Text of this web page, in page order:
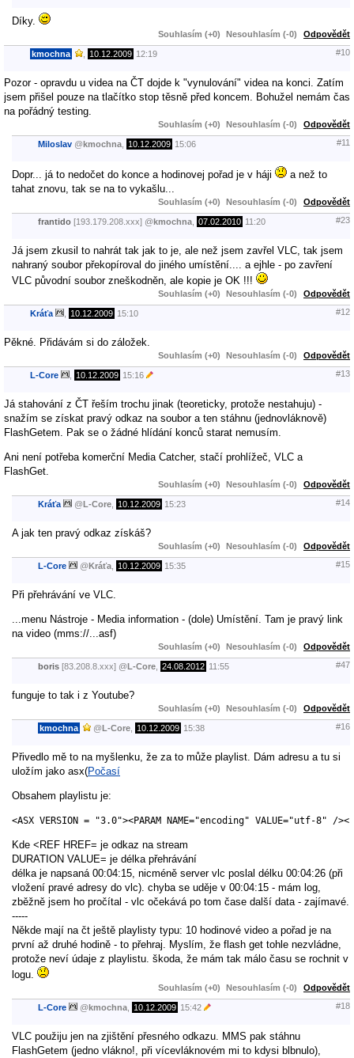
Díky.
Souhlasím (+0) Nesouhlasím (-0) Odpovědět
kmochna 10.12.2009 12:19 #10
Pozor - opravdu u videa na ČT dojde k "vynulování" videa na konci. Zatím
jsem přišel pouze na tlačítko stop těsně před koncem. Bohužel nemám čas
na pořádný testing.
Souhlasím (+0) Nesouhlasím (-0) Odpovědět
Miloslav @kmochna 10.12.2009 15:06 #11
Dopr... já to nedočet do konce a hodinovej pořad je v háji
a než to
tahat znovu, tak se na to vykašlu...
Souhlasím (+0) Nesouhlasím (-0) Odpovědět
frantido [193.179.208.xxx] @kmochna 07.02.2010 11:20 #23
Já jsem zkusil to nahrát tak jak to je, ale než jsem zavřel VLC, tak jsem
nahraný soubor překopíroval do jiného umístění.... a ejhle - po zavření
VLC původní soubor zneškodněn, ale kopie je OK !!!
Souhlasím (+0) Nesouhlasím (-0) Odpovědět
Kráťa 10.12.2009 15:10 #12
Pěkné. Přidávám si do záložek.
Souhlasím (+0) Nesouhlasím (-0) Odpovědět
L-Core 10.12.2009 15:16 #13
Já stahování z ČT řeším trochu jinak (teoreticky, protože nestahuju) -
snažím se získat pravý odkaz na soubor a ten stáhnu (jednovláknově)
FlashGetem. Pak se o žádné hlídání konců starat nemusím.
Ani není potřeba komerční Media Catcher, stačí prohlížeč, VLC a
FlashGet.
Souhlasím (+0) Nesouhlasím (-0) Odpovědět
Kráťa @L-Core 10.12.2009 15:23 #14
A jak ten pravý odkaz získáš?
Souhlasím (+0) Nesouhlasím (-0) Odpovědět
L-Core @Kráťa 10.12.2009 15:35 #15
Při přehrávání ve VLC.
...menu Nástroje - Media information - (dole) Umístění. Tam je pravý link
na video (mms://...asf)
Souhlasím (+0) Nesouhlasím (-0) Odpovědět
boris [83.208.8.xxx] @L-Core 24.08.2012 11:55 #47
funguje to tak i z Youtube?
Souhlasím (+0) Nesouhlasím (-0) Odpovědět
kmochna @L-Core 10.12.2009 15:38 #16
Přivedlo mě to na myšlenku, že za to může playlist. Dám adresu a tu si
uložím jako asx(Počasí
Obsahem playlistu je:
<ASX VERSION = "3.0"><PARAM NAME="encoding" VALUE="utf-8" /
Kde <REF HREF= je odkaz na stream
DURATION VALUE= je délka přehrávání
délka je napsaná 00:04:15, nicméně server vlc poslal délku 00:04:26 (při
vložení pravé adresy do vlc). chyba se uděje v 00:04:15 - mám log,
zběžně jsem ho pročítal - vlc očekává po tom čase další data - zajímavé.
-----
Někde mají na čt ještě playlisty typu: 10 hodinové video a pořad je na
první až druhé hodině - to přehraj. Myslím, že flash get tohle nezvládne,
protože neví údaje z playlistu. škoda, že mám tak málo času se rochnit v
logu.
Souhlasím (+0) Nesouhlasím (-0) Odpovědět
L-Core @kmochna 10.12.2009 15:42 #18
VLC použiju jen na zjištění přesného odkazu. MMS pak stáhnu
FlashGetem (jedno vlákno!, při vícevláknovém mi to kdysi blbnulo),